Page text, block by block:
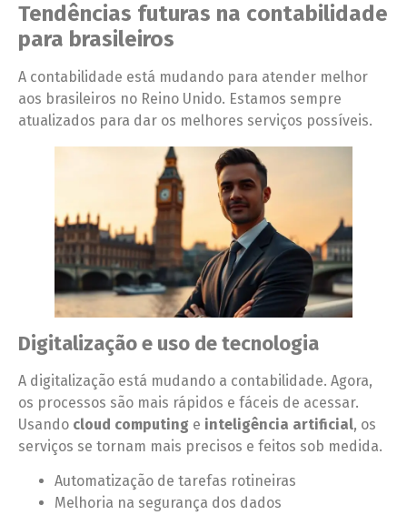
Tendências futuras na contabilidade
para brasileiros
A contabilidade está mudando para atender melhor
aos brasileiros no Reino Unido. Estamos sempre
atualizados para dar os melhores serviços possíveis.
Digitalização e uso de tecnologia
A digitalização está mudando a contabilidade. Agora,
os processos são mais rápidos e fáceis de acessar.
Usando cloud computing e inteligência artificial, os
serviços se tornam mais precisos e feitos sob medida.
Automatização de tarefas rotineiras
Melhoria na segurança dos dados